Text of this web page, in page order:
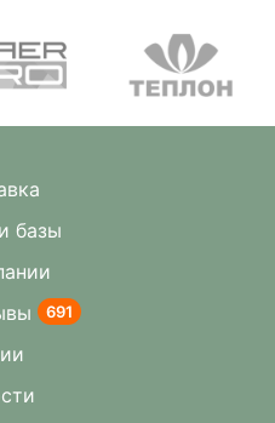
базы
691